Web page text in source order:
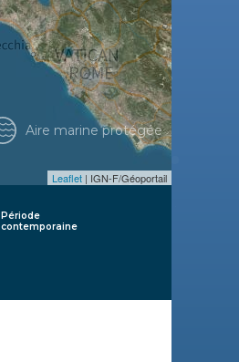
Leaflet | IGN-F/Géoportail
Aire marine protégée
Période
contemporaine